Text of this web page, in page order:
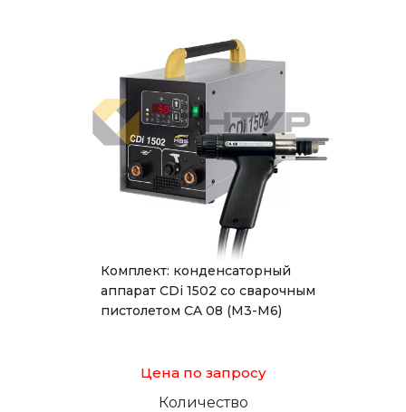
Комплект: конденсаторный
аппарат CDi 1502 со сварочным
пистолетом СA 08 (М3-М6)
Цена по запросу
Количество